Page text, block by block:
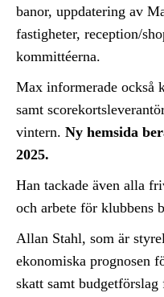
banor, uppdatering av
fastigheter, reception/
kommittéerna.
Max informerade också
samt
vintern. Ny hemsida
2025.
Han tackade även alla
och arbete för klubbens
Allan Stahl, som är
ekonomiska prognosen
skatt samt